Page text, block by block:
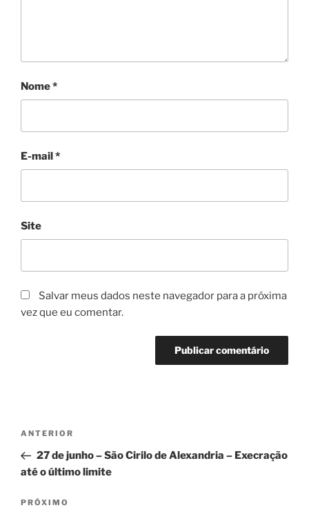
Nome*
E-mail*
Site
Salvar meus dados neste navegador para a próxima
vez que eu comentar.
ANTERIOR
27 de junho – São Cirilo de Alexandria – Execração
até o último limite
PRÓXIMO